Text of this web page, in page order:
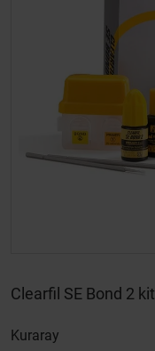
Clearfil SE Bond 2 kit
Kuraray